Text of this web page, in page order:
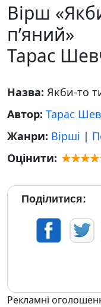
Вірш
п’яний»
Тарас
Назва: Якби-то
Автор: Тарас
Жанри: Вірші |
Оцінити:
Поділитися:
Рекламні